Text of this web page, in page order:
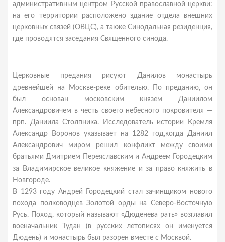
административным центром Русской православной церкви:
на его территории расположено здание отдела внешних
церковных связей (ОВЦС), а также Синодальная резиденция,
где проводятся заседания Священного синода.
Церковные предания рисуют Данилов монастырь
древнейшей на Москве-реке обителью. По преданию, он
был основан московским князем Даниилом
Александровичем в честь своего небесного покровителя —
прп. Даниила Столпника. Исследователь истории Кремля
Александр Воронов указывает на 1282 год,когда Даниил
Александрович миром решил конфликт между своими
братьями Дмитрием Переяславским и Андреем Городецким
за Владимирское великое княжение и за право княжить в
Новгороде.
В 1293 году Андрей Городецкий стал зачинщиком нового
похода полководцев Золотой орды на Северо-Восточную
Русь. Поход, который называют «Дюденева рать» возглавил
военачальник Тудан (в русских летописях он именуется
Дюдень) и монастырь был разорен вместе с Москвой.